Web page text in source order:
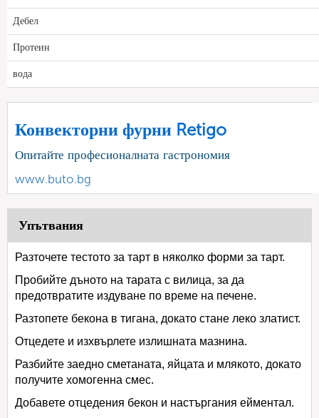
Дебел
Протеин
вода
Конвекторни фурни Retigo
Опитайте професионалната гастрономия
www.buto.bg
Упътвания
Разточете тестото за тарт в няколко форми за тарт.
Пробийте дъното на тарата с вилица, за да
предотвратите издуване по време на печене.
Разтопете бекона в тигана, докато стане леко златист.
Отцедете и изхвърлете излишната мазнина.
Разбийте заедно сметаната, яйцата и млякото, докато
получите хомогенна смес.
Добавете отцедения бекон и настъргания ейментал.